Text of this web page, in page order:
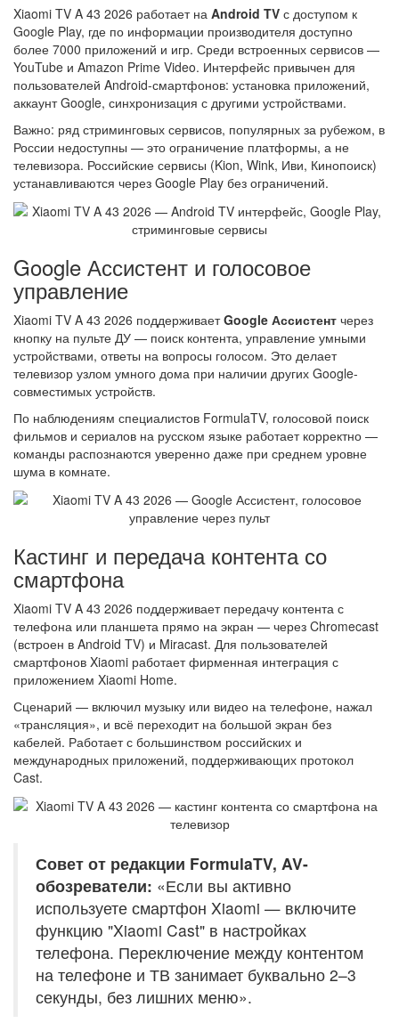
Xiaomi TV A 43 2026 работает на Android TV с доступом к
Google Play, где по информации производителя доступно
более 7000 приложений и игр. Среди встроенных сервисов —
YouTube и Amazon Prime Video. Интерфейс привычен для
пользователей Android-смартфонов: установка приложений,
аккаунт Google, синхронизация с другими устройствами.
Важно: ряд стриминговых сервисов, популярных за рубежом, в
России недоступны — это ограничение платформы, а не
телевизора. Российские сервисы (Kion, Wink, Иви, Кинопоиск)
устанавливаются через Google Play без ограничений.
Google Ассистент и голосовое
управление
Xiaomi TV A 43 2026 поддерживаетGoogle Ассистент через
кнопку на пульте ДУ — поиск контента, управление умными
устройствами, ответы на вопросы голосом. Это делает
телевизор узлом умного дома при наличии других Google-
совместимых устройств.
По наблюдениям специалистов FormulaTV, голосовой поиск
фильмов и сериалов на русском языке работает корректно —
команды распознаются уверенно даже при среднем уровне
шума в комнате.
Кастинг и передача контента со
смартфона
Xiaomi TV A 43 2026 поддерживает передачу контента с
телефона или планшета прямо на экран — через Chromecast
(встроен в Android TV) и Miracast. Для пользователей
смартфонов Xiaomi работает фирменная интеграция с
приложением Xiaomi Home.
Сценарий — включил музыку или видео на телефоне, нажал
«трансляция», и всё переходит на большой экран без
кабелей. Работает с большинством российских и
международных приложений, поддерживающих протокол
Cast.
Совет от редакции FormulaTV, AV-
обозреватели: «Если вы активно
используете смартфон Xiaomi — включите
функцию "Xiaomi Cast" в настройках
телефона. Переключение между контентом
на телефоне и ТВ занимает буквально 2–3
секунды, без лишних меню».